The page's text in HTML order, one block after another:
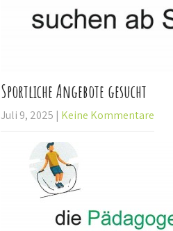
Sportliche Angebote gesucht
Juli 9, 2025 | Keine Kommentare